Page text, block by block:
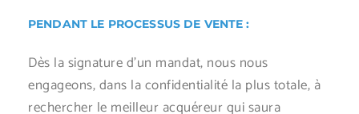
PENDANT LE PROCESSUS DE VENTE :
Dès la signature d’un mandat, nous nous
engageons, dans la confidentialité la plus totale, à
rechercher le meilleur acquéreur qui saura